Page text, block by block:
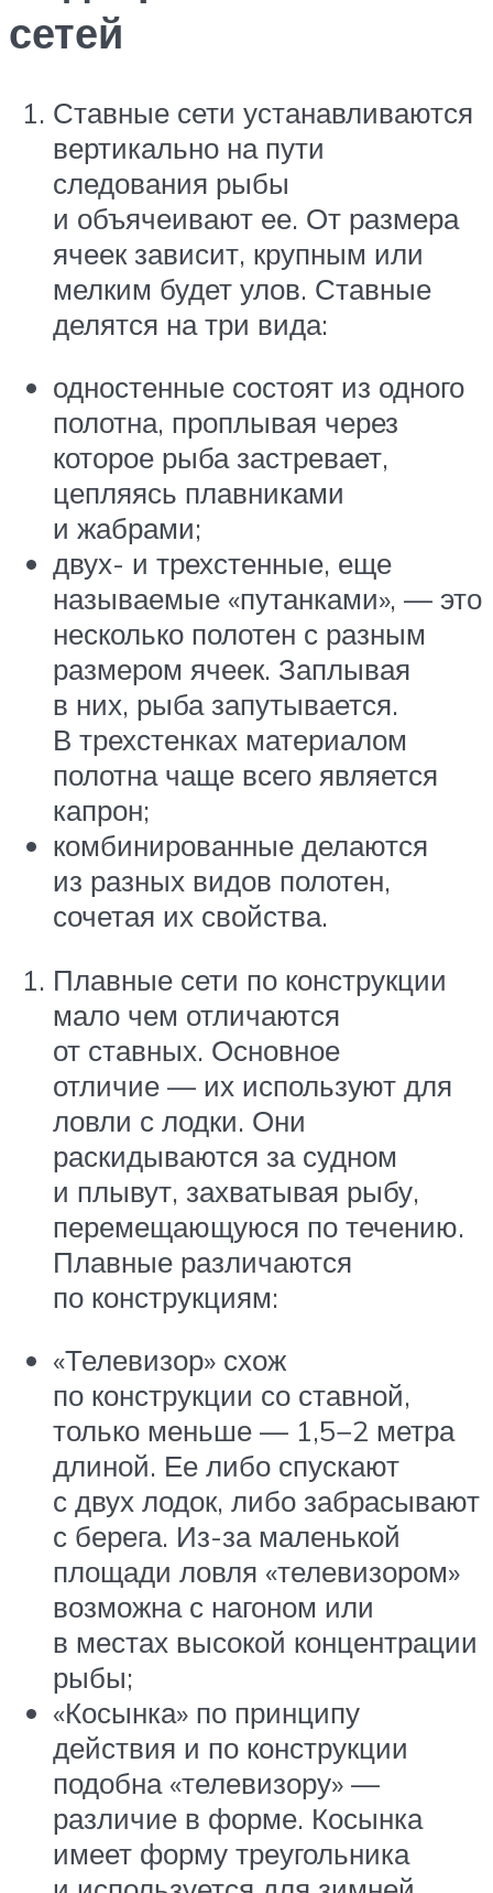
сетей
Ставные сети устанавливаются
вертикально на пути
следования рыбы
и объячеивают ее. От размера
ячеек зависит, крупным или
мелким будет улов. Ставные
делятся на три вида:
одностенные состоят из одного
полотна, проплывая через
которое рыба застревает,
цепляясь плавниками
и жабрами;
двух- и трехстенные, еще
называемые «путанками», — это
несколько полотен с разным
размером ячеек. Заплывая
в них, рыба запутывается.
В трехстенках материалом
полотна чаще всего является
капрон;
комбинированные делаются
из разных видов полотен,
сочетая их свойства.
Плавные сети по конструкции
мало чем отличаются
от ставных. Основное
отличие — их используют для
ловли с лодки. Они
раскидываются за судном
и плывут, захватывая рыбу,
перемещающуюся по течению.
Плавные различаются
по конструкциям:
«Телевизор» схож
по конструкции со ставной,
только меньше — 1,5−2 метра
длиной. Ее либо спускают
с двух лодок, либо забрасывают
с берега. Из-за маленькой
площади ловля «телевизором»
возможна с нагоном или
в местах высокой концентрации
рыбы;
«Косынка» по принципу
действия и по конструкции
подобна «телевизору» —
различие в форме. Косынка
имеет форму треугольника